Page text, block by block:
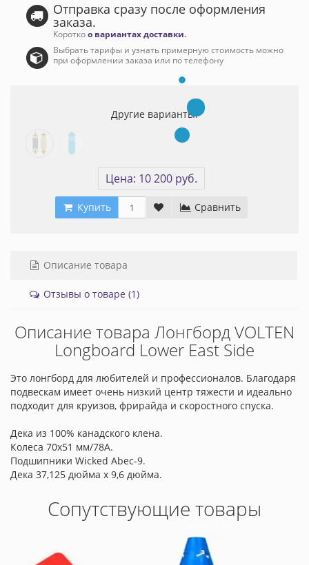
Отправка сразу после оформления
заказа.
Короткоо вариантах доставки.
Выбрать тарифы и узнать примерную стоимость можно
при оформлении заказа или по телефону
Другие варианты:
Цена: 10 200 руб.
Купить Сравнить
Описание товара
Отзывы о товаре (1)
Описание товара Лонгборд VOLTEN
Longboard Lower East Side
Это лонгборд для любителей и профессионалов. Благодаря
подвескам имеет очень низкий центр тяжести и идеально
подходит для круизов, фрирайда и скоростного спуска.
Дека из 100% канадского клена.
Колеса 70x51 мм/78А.
Подшипники Wicked Abec-9.
Дека 37,125 дюйма x 9,6 дюйма.
Сопутствующие товары